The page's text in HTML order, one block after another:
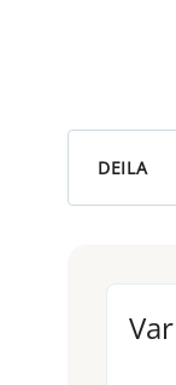
DEILA